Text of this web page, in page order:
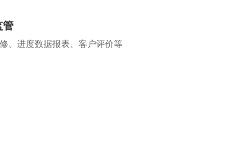
管
、进度数据报表、客户评价等